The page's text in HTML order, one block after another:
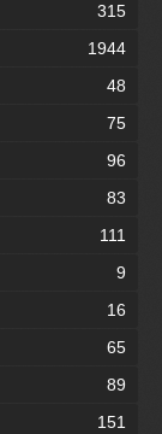
315
1944
48
75
96
83
111
9
16
65
89
151